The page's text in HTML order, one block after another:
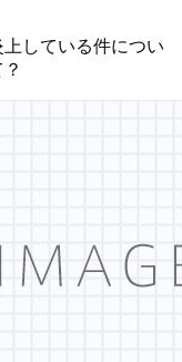
している件につい